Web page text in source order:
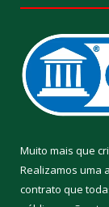
Muito mais que
Realizamos uma
contrato que